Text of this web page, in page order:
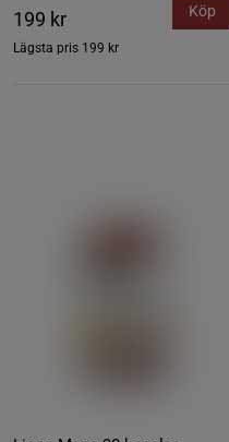
199 kr
Lägsta pris 199 kr
Köp